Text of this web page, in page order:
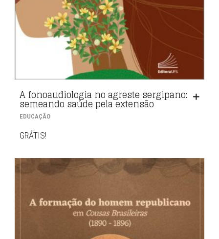
A fonoaudiologia no agreste sergipano:
semeando saúde pela extensão
EDUCAÇÃO
GRÁTIS!